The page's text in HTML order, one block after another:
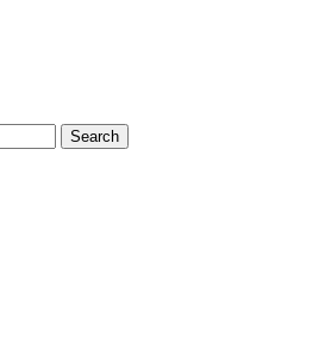
Search